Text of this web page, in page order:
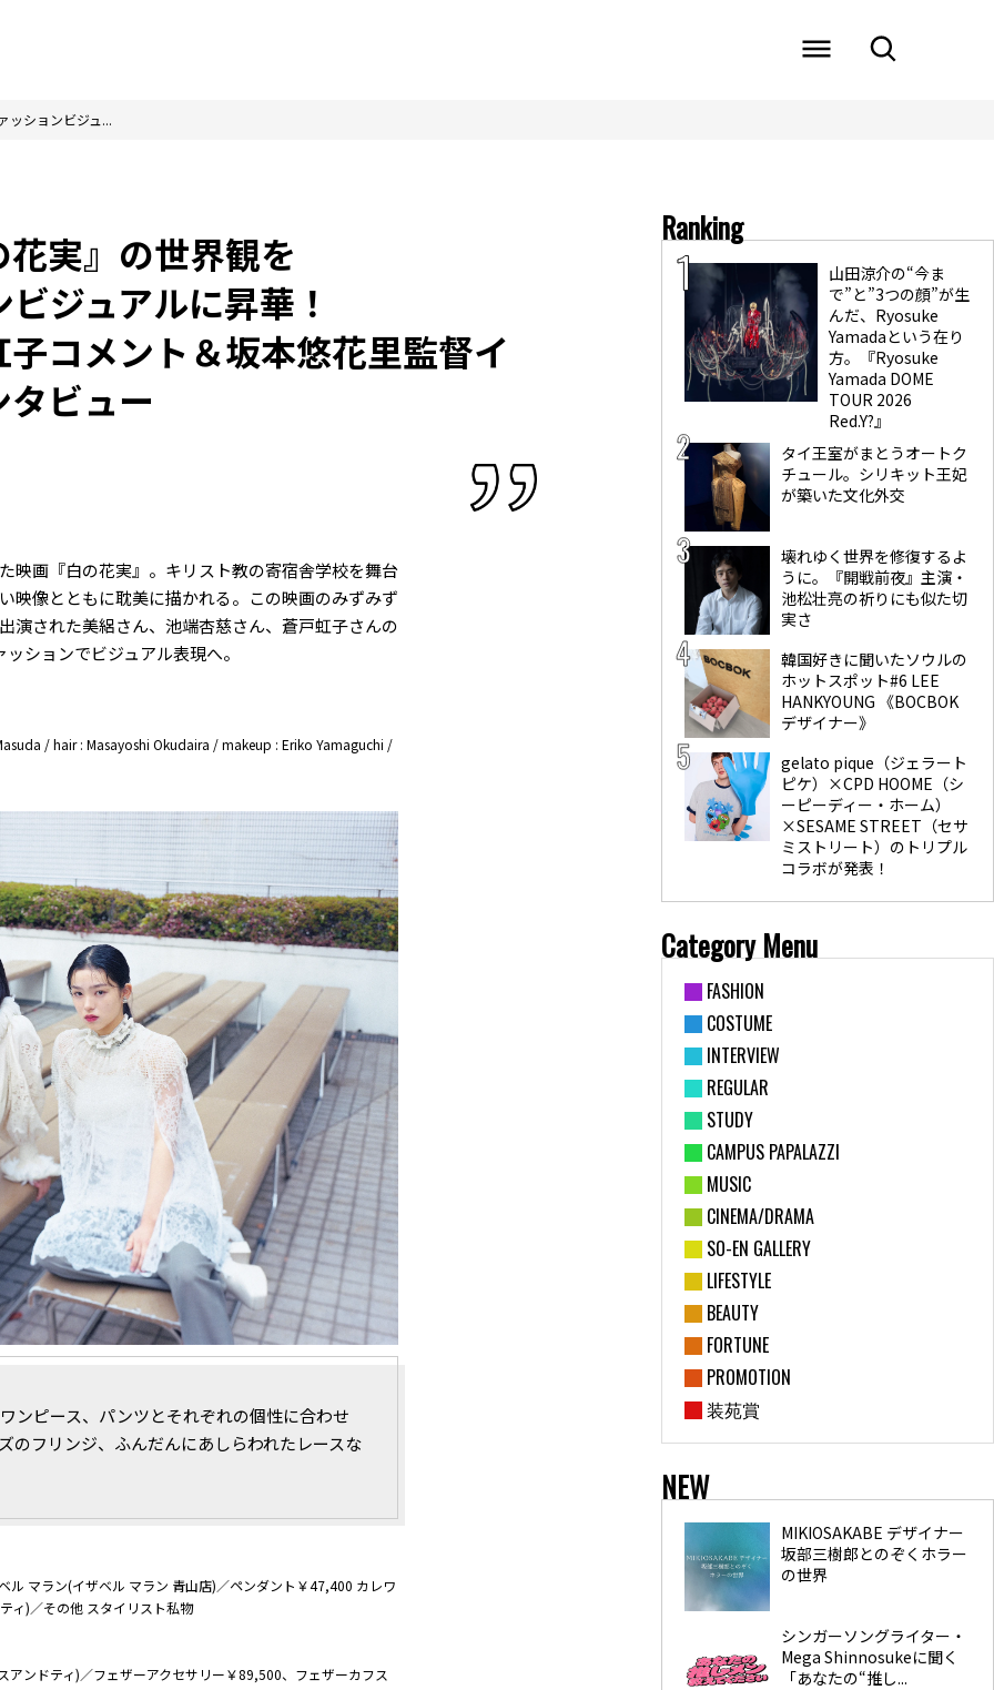
ッションビジュ...
実』の世界観を
ジュアルに昇華！
コメント＆坂本悠花里監督イ
タビュー
映画『白の花実』。キリスト教の寄宿舎学校を舞台
映像とともに耽美に描かれる。この映画のみずみず
演された美絽さん、池端杏慈さん、蒼戸虹子さんの
ションでビジュアル表現へ。
/ hair : Masayoshi Okudaira / makeup : Eriko Yamaguchi /
ンピース、パンツとそれぞれの個性に合わせ
のフリンジ、ふんだんにあしらわれたレースな
マラン(イザベル マラン 青山店)／ペンダント￥47,400 カレワ
ィ)／その他 スタイリスト私物
ンドティ)／フェザーアクセサリー￥89,500、フェザーカフス
Ranking
山田涼介の“今ま
で”と”3つの顔”が生
んだ、Ryosuke
Yamadaという在り
方。『Ryosuke
Yamada DOME
TOUR 2026
Red.Y?』
タイ王室がまとうオートク
チュール。シリキット王妃
が築いた文化外交
壊れゆく世界を修復するよ
うに。『開戦前夜』主演・
池松壮亮の祈りにも似た切
実さ
韓国好きに聞いたソウルの
ホットスポット#6 LEE
HANKYOUNG 《BOCBOK
デザイナー》
gelato pique（ジェラート
ピケ）×CPD HOOME（シ
ーピーディー・ホーム）
×SESAME STREET（セサ
ミストリート）のトリプル
コラボが発表！
Category Menu
FASHION
COSTUME
INTERVIEW
REGULAR
STUDY
CAMPUS PAPALAZZI
MUSIC
CINEMA/DRAMA
SO-EN GALLERY
LIFESTYLE
BEAUTY
FORTUNE
PROMOTION
装苑賞
NEW
MIKIOSAKABE デザイナー
坂部三樹郎とのぞくホラー
の世界
シンガーソングライター・
Mega Shinnosukeに聞く
「あなたの“推し...